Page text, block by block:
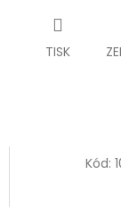
TISK
Kód: